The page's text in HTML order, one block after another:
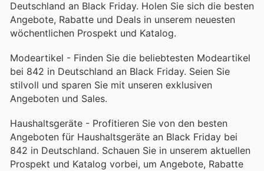
Deutschland an Black Friday. Holen Sie sich die besten
Angebote, Rabatte und Deals in unserem neuesten
wöchentlichen Prospekt und Katalog.
Modeartikel - Finden Sie die beliebtesten Modeartikel
bei 842 in Deutschland an Black Friday. Seien Sie
stilvoll und sparen Sie mit unseren exklusiven
Angeboten und Sales.
Haushaltsgeräte - Profitieren Sie von den besten
Angeboten für Haushaltsgeräte an Black Friday bei
842 in Deutschland. Schauen Sie in unserem aktuellen
Prospekt und Katalog vorbei, um Angebote, Rabatte